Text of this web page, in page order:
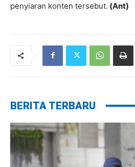
penyiaran konten tersebut. (Ant)
BERITA TERBARU